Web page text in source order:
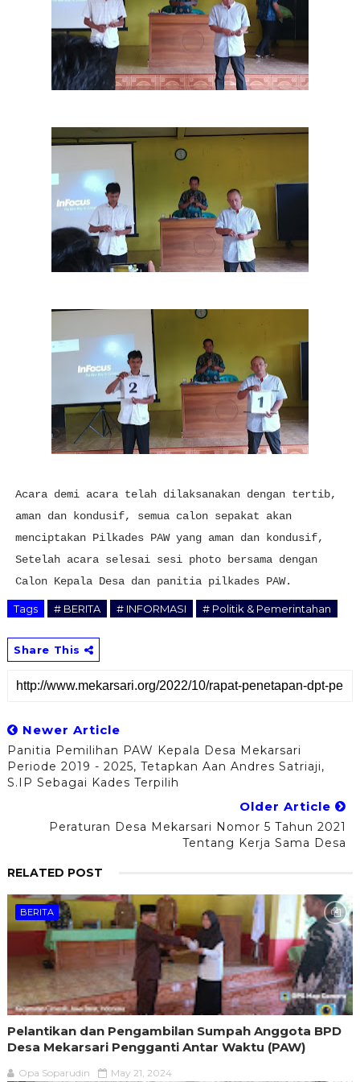
Acara demi acara telah dilaksanakan dengan tertib,
aman dan kondusif, semua calon sepakat akan
menciptakan Pilkades PAW yang aman dan kondusif,
Setelah acara selesai sesi photo bersama dengan
Calon Kepala Desa dan panitia pilkades PAW.
Tags # BERITA # INFORMASI # Politik & Pemerintahan
Share This
Newer Article
Panitia Pemilihan PAW Kepala Desa Mekarsari
Periode 2019 - 2025, Tetapkan Aan Andres Satriaji,
S.IP Sebagai Kades Terpilih
Older Article
Peraturan Desa Mekarsari Nomor 5 Tahun 2021
Tentang Kerja Sama Desa
RELATED POST
BERITA
Pelantikan dan Pengambilan Sumpah Anggota BPD
Desa Mekarsari Pengganti Antar Waktu (PAW)
Opa Soparudin May 21, 2024